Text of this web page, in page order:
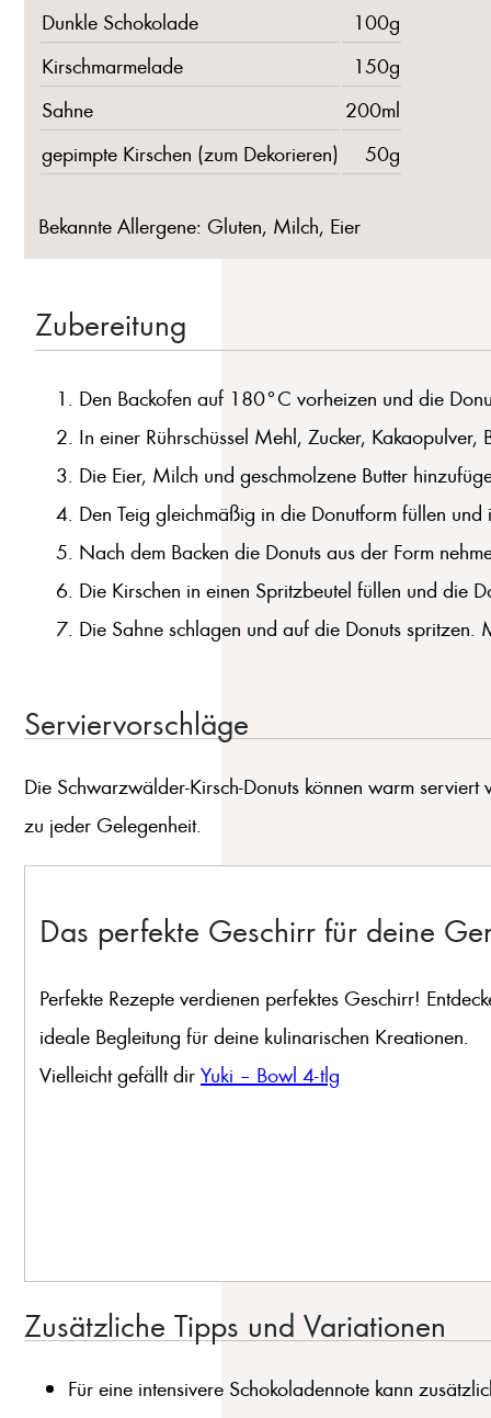
Dunkle Schokolade
100g
Kirschmarmelade
150g
Sahne
200ml
gepimpte Kirschen (zum Dekorieren)
50g
Bekannte Allergene: Gluten, Milch, Eier
Zubereitung
Den Backofen auf 180°C vorheizen und die
In einer Rührschüssel Mehl, Zucker, Kakaopulver,
Die Eier, Milch und geschmolzene Butter
Den Teig gleichmäßig in die Donutform füllen
Nach dem Backen die Donuts aus der Form
Die Kirschen in einen Spritzbeutel füllen und die
Die Sahne schlagen und auf die Donuts
Serviervorschläge
Die Schwarzwälder-Kirsch-Donuts können warm
zu jeder Gelegenheit.
Das perfekte Geschirr für deine
Perfekte Rezepte verdienen perfektes Geschirr!
ideale Begleitung für deine kulinarischen Kreationen.
Vielleicht gefällt dir Yuki – Bowl 4-tlg
Zusätzliche Tipps und Variationen
Für eine intensivere Schokoladennote kann